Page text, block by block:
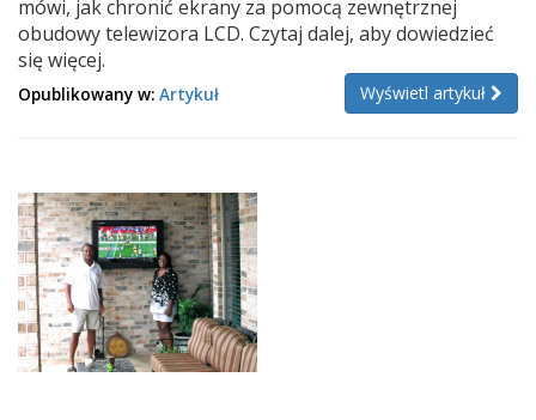
mówi, jak chronić ekrany za pomocą zewnętrznej
obudowy telewizora LCD. Czytaj dalej, aby dowiedzieć
się więcej.
Wyświetl artykuł
Opublikowany w: Artykuł